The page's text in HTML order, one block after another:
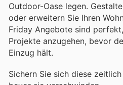
Outdoor-Oase legen.
oder erweitern Sie Ihren
Friday Angebote sind
Projekte anzugehen, bevor
Einzug hält.
Sichern Sie sich diese